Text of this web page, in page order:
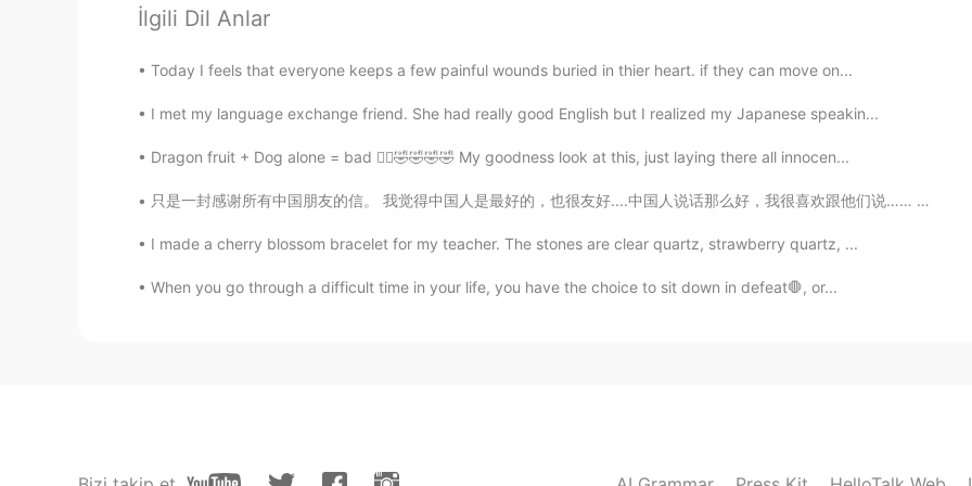
@Leon萧乐
Leon萧乐 2021.05.30 06:24
@komaru 哇！谢谢你的修改和解释！
CN EN
现在我终于能够即将回到英国和我的家人们相聚，真是太开心了，我很激动！
现在我终于能够回到英国和我的家人们相聚，真是太开心了，我很激动！
狂浪迹天涯干饭猫 2021.05.30 06:20
İlgili Dil Anlar
Today I feels that everyone keeps a few painful wounds buried in thier heart. if they can move on...
I met my language exchange friend. She had really good English but I realized my Japanese speakin...
Dragon fruit + Dog alone = bad 🤦‍♂️🤣🤣🤣🤣 My goodness look at this, just laying there all innocen...
只是一封感谢所有中国朋友的信。 我觉得中国人是最好的，也很友好....中国人说话那么好，我很喜欢跟他们说…… 他们一开始很害羞，但是当你认识他们时，你会感到惊奇…… 我不知道我在这里见过很粗鲁的...
I made a cherry blossom bracelet for my teacher. The stones are clear quartz, strawberry quartz, ...
When you go through a difficult time in your life, you have the choice to sit down in defeat🛑, or...